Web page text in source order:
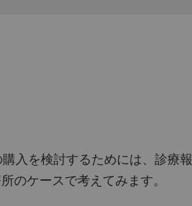
入を検討するためには、診療報
のケースで考えてみます。